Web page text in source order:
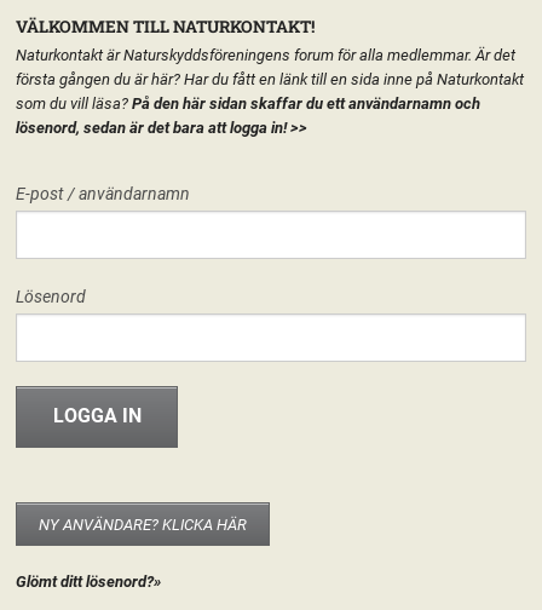
FORUM
INFO & MATERIAL
HEM FÖRENINGEN RIKSFÖRENINGEN
VÄLKOMMEN TILL NATURKONTAKT!
Naturkontakt är Naturskyddsföreningens forum för alla medlemmar. Är det
första gången du är här? Har du fått en länk till en sida inne på Naturkontakt
som du vill läsa? På den här sidan skaffar du ett användarnamn och
lösenord, sedan är det bara att logga in!>>
E-post / användarnamn
Lösenord
NY ANVÄNDARE? KLICKA HÄR
Glömt ditt lösenord?»